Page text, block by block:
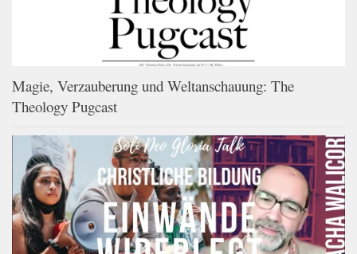
Magie, Verzauberung und Weltanschauung: The
Theology Pugcast